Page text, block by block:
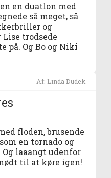
en duatlon med
så meget, så
og
trodsede
på. Og Bo og Niki
Af: Linda Dudek
floden, brusende
en tornado og
laaangt udenfor
til at køre igen!